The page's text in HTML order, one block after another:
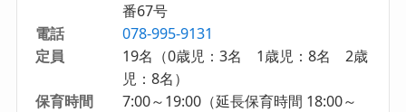
番67号
電話
078-995-9131
定員
19名（0歳児：3名 1歳児：8名 2歳
児：8名）
保育時間
7:00～19:00（延長保育時間 18:00～